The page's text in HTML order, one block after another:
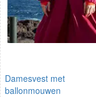
Damesvest met
ballonmouwen